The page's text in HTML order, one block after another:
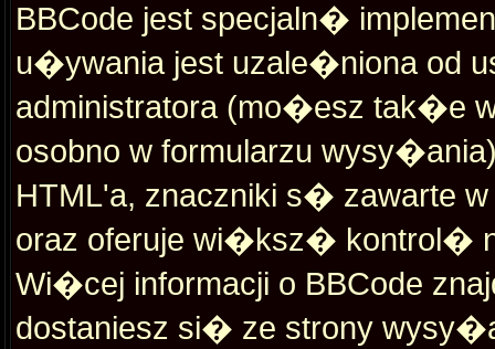
BBCode jest specjaln�
u�ywania jest uzale�niona od
administratora (mo�esz
osobno w formularzu
HTML'a, znaczniki s� zawarte
oraz oferuje wi�ksz� kontrol�
Wi�cej informacji o BBCode
dostaniesz si� ze strony